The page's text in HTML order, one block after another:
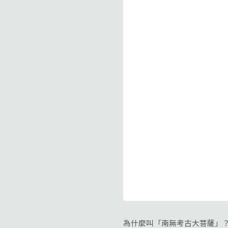
為什麼叫「南無考古大菩薩」